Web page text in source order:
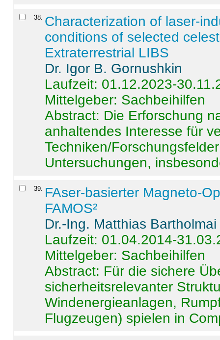
38. Characterization of laser-
conditions of selected
Extraterrestrial LIBS
Dr. Igor B. Gornushkin
Laufzeit: 01.12.2023-
Mittelgeber: Sachbeihilfen
Abstract: Die Erforschung
anhaltendes Interesse für
Techniken/
Untersuchungen,
39. FAser-basierter Magneto-
FAMOS²
Dr.-Ing. Matthias Bartholmai
Laufzeit: 01.04.2014-
Mittelgeber: Sachbeihilfen
Abstract: Für die sichere
sicherheitsrelevanter
Windenergieanlagen,
Flugzeugen) spielen in